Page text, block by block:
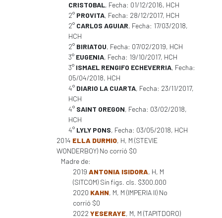
CRISTOBAL, Fecha: 01/12/2016, HCH
2° PROVITA, Fecha: 28/12/2017, HCH
2° CARLOS AGUIAR, Fecha: 17/03/2018,
HCH
2° BIRIATOU, Fecha: 07/02/2019, HCH
3° EUGENIA, Fecha: 19/10/2017, HCH
3° ISMAEL RENGIFO ECHEVERRIA, Fecha:
05/04/2018, HCH
4° DIARIO LA CUARTA, Fecha: 23/11/2017,
HCH
4° SAINT OREGON, Fecha: 03/02/2018,
HCH
4° LYLY PONS, Fecha: 03/05/2018, HCH
2014 ELLA DURMIO, H, M (STEVIE
WONDERBOY) No corrió $0
Madre de:
2019 ANTONIA ISIDORA, H, M
(SITCOM) Sin figs. cls. $300.000
2020 KAHN, M, M (IMPERIA II) No
corrió $0
2022 YESERAYE, M, M (TAPITDORO)